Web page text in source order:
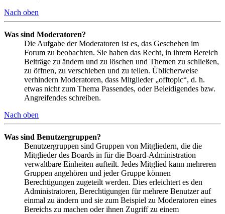
Nach oben
Was sind Moderatoren?
Die Aufgabe der Moderatoren ist es, das Geschehen im
Forum zu beobachten. Sie haben das Recht, in ihrem Bereich
Beiträge zu ändern und zu löschen und Themen zu schließen,
zu öffnen, zu verschieben und zu teilen. Üblicherweise
verhindern Moderatoren, dass Mitglieder „offtopic“, d. h.
etwas nicht zum Thema Passendes, oder Beleidigendes bzw.
Angreifendes schreiben.
Nach oben
Was sind Benutzergruppen?
Benutzergruppen sind Gruppen von Mitgliedern, die die
Mitglieder des Boards in für die Board-Administration
verwaltbare Einheiten aufteilt. Jedes Mitglied kann mehreren
Gruppen angehören und jeder Gruppe können
Berechtigungen zugeteilt werden. Dies erleichtert es den
Administratoren, Berechtigungen für mehrere Benutzer auf
einmal zu ändern und sie zum Beispiel zu Moderatoren eines
Bereichs zu machen oder ihnen Zugriff zu einem